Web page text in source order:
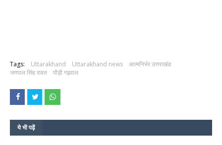
Tags: Uttarakhand Uttarakhand news
आत्मनिर्भर उत्तराखंड
जगपाल सिंह रावत
पौड़ी गढ़वाल
ये भी पढ़ें